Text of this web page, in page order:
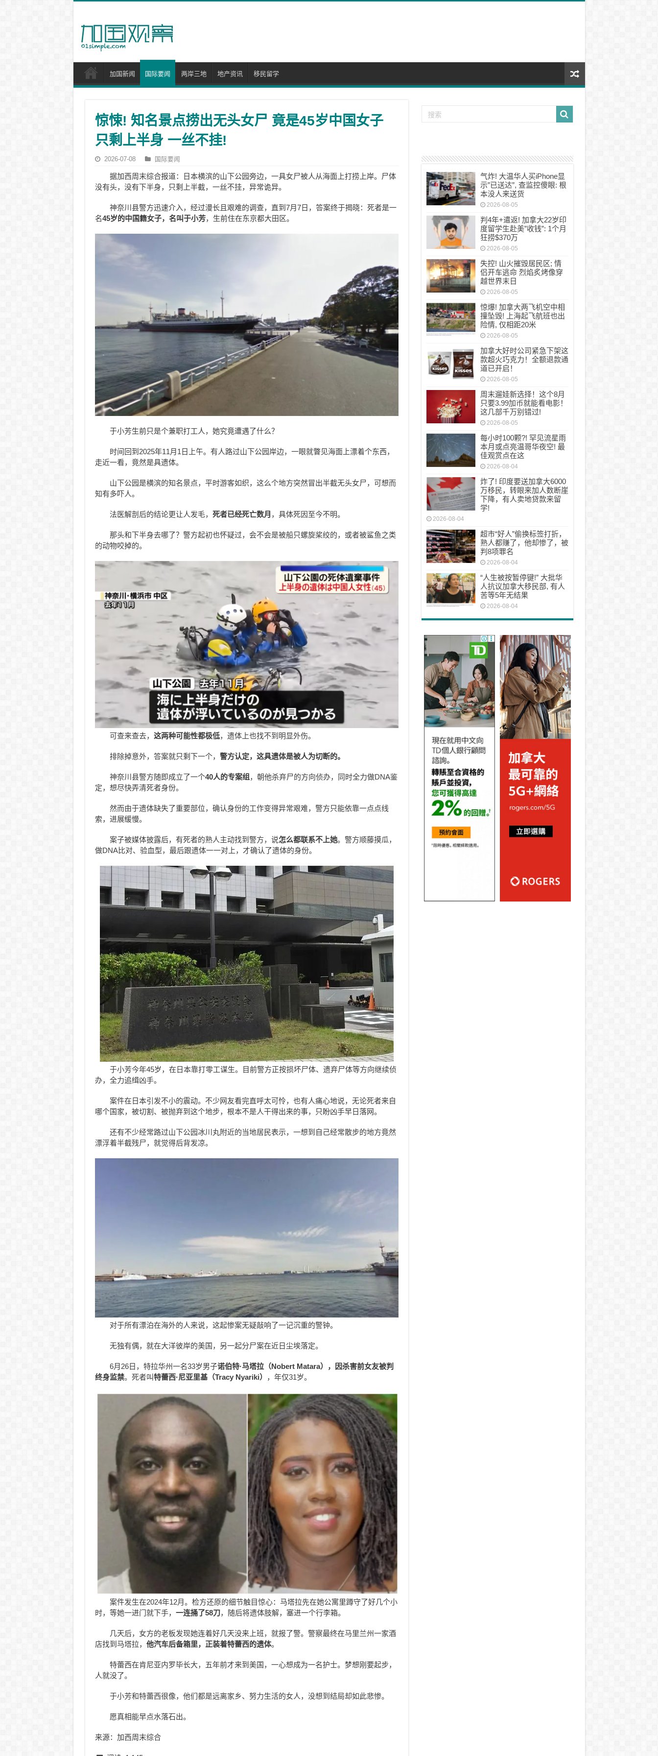
加国新闻 国际要闻 两岸三地 地产资讯 移民留学
惊悚! 知名景点捞出无头女尸 竟是45岁中国女子
只剩上半身 一丝不挂!
2026-07-08 国际要闻
据加西周末综合报道：日本横滨的山下公园旁边，一具女尸被人从海面上打捞上岸。尸体
没有头，没有下半身，只剩上半截，一丝不挂，异常诡异。
神奈川县警方迅速介入，经过漫长且艰难的调查，直到7月7日，答案终于揭晓：死者是一
名45岁的中国籍女子，名叫于小芳，生前住在东京都大田区。
于小芳生前只是个兼职打工人，她究竟遭遇了什么？
时间回到2025年11月1日上午。有人路过山下公园岸边，一眼就瞥见海面上漂着个东西，
走近一看，竟然是具遗体。
山下公园是横滨的知名景点，平时游客如织，这么个地方突然冒出半截无头女尸，可想而
知有多吓人。
法医解剖后的结论更让人发毛， 死者已经死亡数月 ，具体死因至今不明。
那头和下半身去哪了？警方起初也怀疑过，会不会是被船只螺旋桨绞的，或者被鲨鱼之类
的动物咬掉的。
可查来查去， 这两种可能性都极低，遗体上也找不到明显外伤。
排除掉意外，答案就只剩下一个， 警方认定，这具遗体是被人为切断的。
神奈川县警方随即成立了一个40人的专案组 ，朝他杀弃尸的方向侦办，同时全力做DNA鉴
定，想尽快弄清死者身份。
然而由于遗体缺失了重要部位，确认身份的工作变得异常艰难，警方只能依靠一点点线
索，进展缓慢。
案子被媒体披露后，有死者的熟人主动找到警方，说怎么都联系不上她。警方顺藤摸瓜，
做DNA比对、验血型，最后跟遗体一一对上，才确认了遗体的身份。
于小芳今年45岁，在日本靠打零工谋生。目前警方正按损坏尸体、遗弃尸体等方向继续侦
办，全力追缉凶手。
案件在日本引发不小的震动。不少网友看完直呼太可怜，也有人痛心地说，无论死者来自
哪个国家，被切割、被抛弃到这个地步，根本不是人干得出来的事，只盼凶手早日落网。
还有不少经常路过山下公园冰川丸附近的当地居民表示，一想到自己经常散步的地方竟然
漂浮着半截残尸，就觉得后背发凉。
对于所有漂泊在海外的人来说，这起惨案无疑敲响了一记沉重的警钟。
无独有偶，就在大洋彼岸的美国，另一起分尸案在近日尘埃落定。
6月26日，特拉华州一名33岁男子诺伯特·马塔拉（Nobert Matara），因杀害前女友被判
终身监禁。死者叫特蕾西·尼亚里基（Tracy Nyariki） ，年仅31岁。
案件发生在2024年12月。检方还原的细节触目惊心：马塔拉先在她公寓里蹲守了好几个小
时，等她一进门就下手， 一连捅了58刀，随后将遗体肢解，塞进一个行李箱。
几天后，女方的老板发现她连着好几天没来上班，就报了警。警察最终在马里兰州一家酒
店找到马塔拉， 他汽车后备箱里，正装着特蕾西的遗体。
特蕾西在肯尼亚内罗毕长大，五年前才来到美国，一心想成为一名护士。梦想刚要起步，
人就没了。
于小芳和特蕾西很像，他们都是远离家乡、努力生活的女人，没想到结局却如此悲惨。
愿真相能早点水落石出。
来源：加西周末综合
气炸! 大温华人买iPhone显
示”已送达”, 查监控傻眼: 根
本没人来送货
2026-08-05
判4年+遣返! 加拿大22岁印
度留学生赴美”收钱”: 1个月
狂捞$370万
2026-08-05
失控! 山火摧毁居民区; 情
侣开车逃命 烈焰炙烤像穿
越世界末日
2026-08-05
惊爆! 加拿大两飞机空中相
撞坠毁! 上海起飞航班也出
险情, 仅相距20米
2026-08-05
加拿大好时公司紧急下架这
款超火巧克力！全额退款通
道已开启！
2026-08-05
周末遛娃新选择！这个8月
只要3.99加币就能看电影！
这几部千万别错过!
2026-08-05
每小时100颗?! 罕见流星雨
本月或点亮温哥华夜空! 最
佳观赏点在这
2026-08-04
炸了! 印度要送加拿大6000
万移民，转眼来加人数断崖
下降，有人卖地贷款来留
学!
2026-08-04
超市“好人”偷换标签打折，
熟人都赚了，他却惨了，被
判8项罪名
2026-08-04
“人生被按暂停键!” 大批华
人抗议加拿大移民部, 有人
苦等5年无结果
2026-08-04